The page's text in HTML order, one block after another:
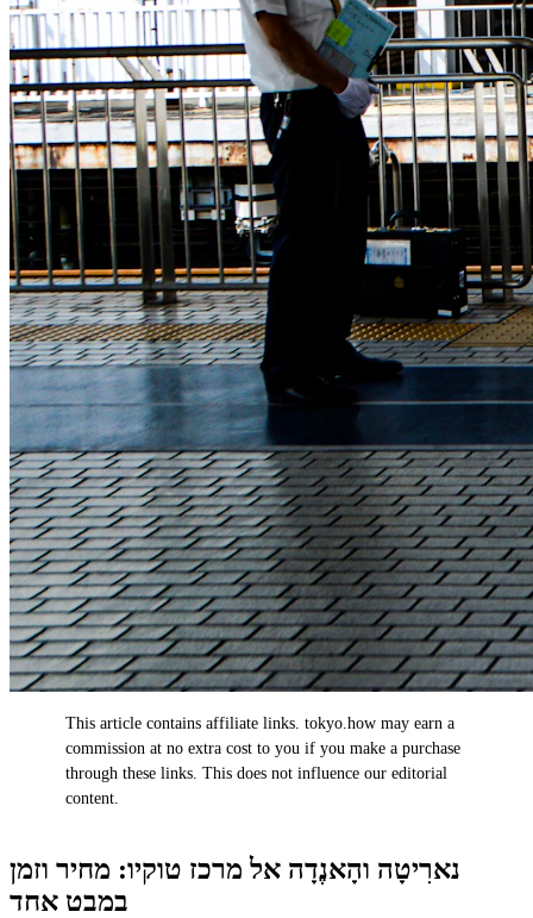
This article contains affiliate links. tokyo.how may earn a
commission at no extra cost to you if you make a purchase
through these links. This does not influence our editorial
content.
נארִיטָה והָאנֶדָה אל מרכז טוקיו: מחיר וזמן
במבט אחד